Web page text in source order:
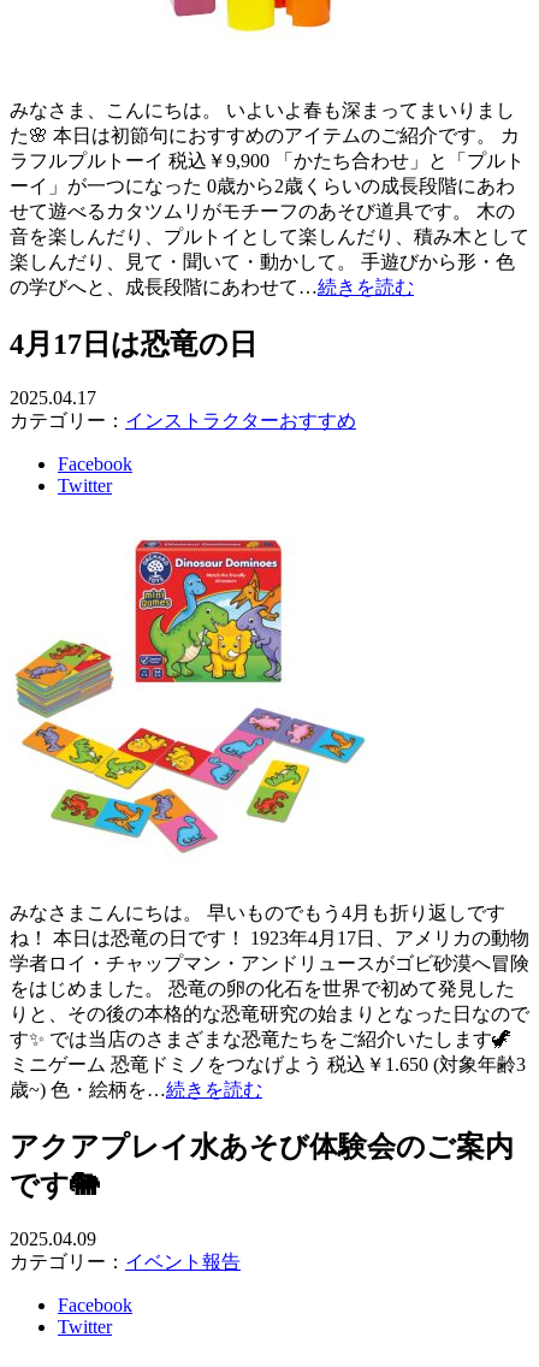
みなさま、こんにちは。 いよいよ春も深まってまいりまし
た🌸 本日は初節句におすすめのアイテムのご紹介です。 カ
ラフルプルトーイ 税込￥9,900 「かたち合わせ」と「プルト
ーイ」が一つになった 0歳から2歳くらいの成長段階にあわ
せて遊べるカタツムリがモチーフのあそび道具です。 木の
音を楽しんだり、プルトイとして楽しんだり、積み木として
楽しんだり、見て・聞いて・動かして。 手遊びから形・色
の学びへと、成長段階にあわせて…続きを読む
4月17日は恐竜の日
2025.04.17
カテゴリー： インストラクターおすすめ
Facebook
Twitter
みなさまこんにちは。 早いものでもう4月も折り返しです
ね！ 本日は恐竜の日です！ 1923年4月17日、アメリカの動物
学者ロイ・チャップマン・アンドリュースがゴビ砂漠へ冒険
をはじめました。 恐竜の卵の化石を世界で初めて発見した
りと、その後の本格的な恐竜研究の始まりとなった日なので
す✨ では当店のさまざまな恐竜たちをご紹介いたします🦖
ミニゲーム 恐竜ドミノをつなげよう 税込￥1.650 (対象年齢3
歳~) 色・絵柄を…続きを読む
アクアプレイ水あそび体験会のご案内
です🐘
2025.04.09
カテゴリー： イベント報告
Facebook
Twitter